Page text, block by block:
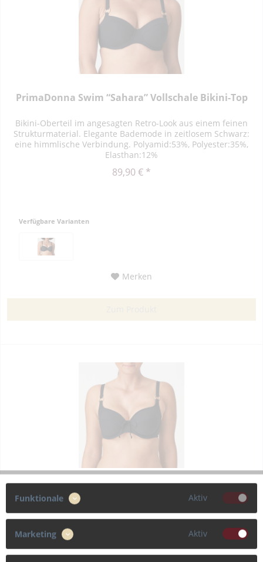
PrimaDonna Swim “Sahara” Vollschale Bikini-Top
Bikini-Oberteil im angesagten Retro-Look aus einem feinen
Strukturmaterial. Elegante Bademode in zeitlosem Schwarz:
eine himmlische Verbindung. Polyamid:53%, Polyester:35%,
Elasthan:12%
89,90 € *
Verfügbare Varianten
Merken
PrimaDonna Swim “Sahara” Vollschale Bikini-Top
Stilvolles Bikini-Oberteil mit Vollschale aus einem feinen
Strukturmaterial. Elegante Bademode in zeitlosem Schwarz:
eine himmlische Verbindung. Polyamid:81%, Elasthan:18%,
Polyester:1%
Funktionale Aktiv
Marketing Aktiv